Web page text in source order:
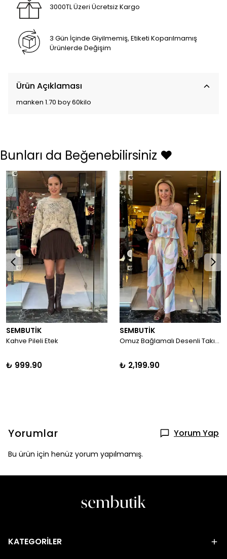
3000TL Üzeri Ücretsiz Kargo
3 Gün İçinde Giyilmemiş, Etiketi Koparılmamış
Ürünlerde Değişim
Ürün Açıklaması
manken 1.70 boy 60kilo
Bunları da Beğenebilirsiniz ❤️
SEMBUTİK
Kahve Pileli Etek
₺ 999.90
SEMBUTİK
Omuz Bağlamalı Desenli Takım
₺ 2,199.90
Yorumlar Yorum Yap
Bu ürün için henüz yorum yapılmamış.
KATEGORİLER